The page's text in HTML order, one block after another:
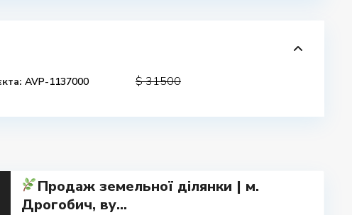
$ 31500
AVP-1137000
Продаж земельної ділянки | м.
Дрогобич, ву...